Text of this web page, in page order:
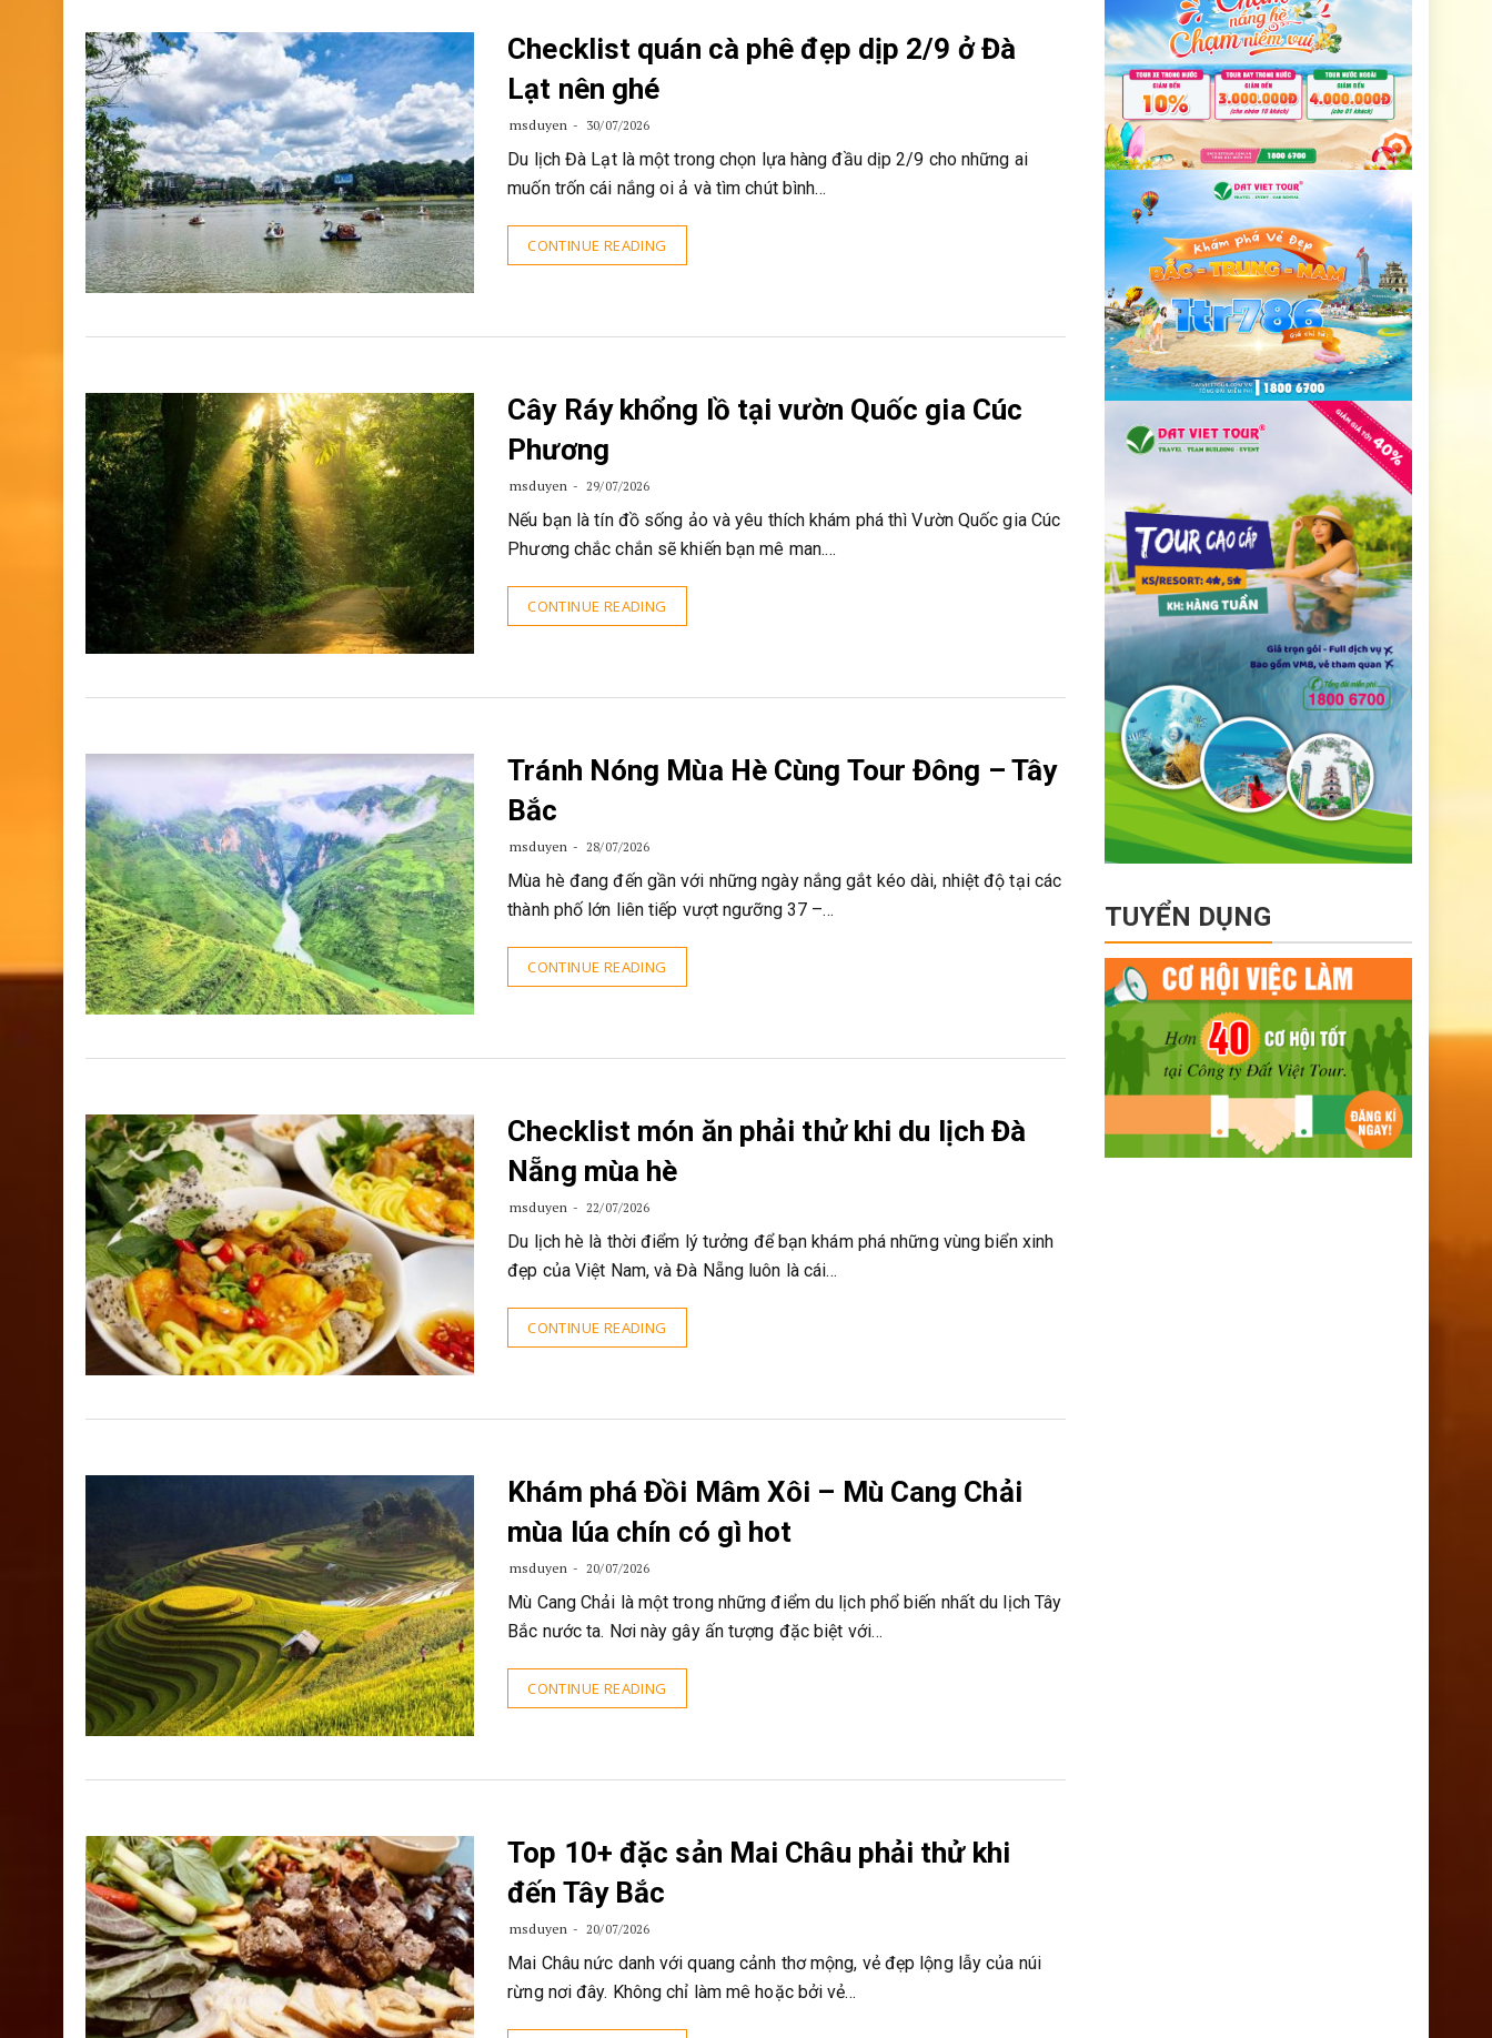
Checklist quán cà phê đẹp dịp 2/9 ở Đà
Lạt nên ghé
msduyen 30/07/2026
Du lịch Đà Lạt là một trong chọn lựa hàng đầu dịp 2/9 cho những ai
muốn trốn cái nắng oi ả và tìm chút bình…
CONTINUE READING
Cây Ráy khổng lồ tại vườn Quốc gia Cúc
Phương
msduyen 29/07/2026
Nếu bạn là tín đồ sống ảo và yêu thích khám phá thì Vườn Quốc gia Cúc
Phương chắc chắn sẽ khiến bạn mê man.…
CONTINUE READING
Tránh Nóng Mùa Hè Cùng Tour Đông – Tây
Bắc
msduyen 28/07/2026
Mùa hè đang đến gần với những ngày nắng gắt kéo dài, nhiệt độ tại các
thành phố lớn liên tiếp vượt ngưỡng 37 –…
CONTINUE READING
Checklist món ăn phải thử khi du lịch Đà
Nẵng mùa hè
msduyen 22/07/2026
Du lịch hè là thời điểm lý tưởng để bạn khám phá những vùng biển xinh
đẹp của Việt Nam, và Đà Nẵng luôn là cái…
CONTINUE READING
Khám phá Đồi Mâm Xôi – Mù Cang Chải
mùa lúa chín có gì hot
msduyen 20/07/2026
Mù Cang Chải là một trong những điểm du lịch phổ biến nhất du lịch Tây
Bắc nước ta. Nơi này gây ấn tượng đặc biệt với…
CONTINUE READING
Top 10+ đặc sản Mai Châu phải thử khi
đến Tây Bắc
msduyen 20/07/2026
Mai Châu nức danh với quang cảnh thơ mộng, vẻ đẹp lộng lẫy của núi
rừng nơi đây. Không chỉ làm mê hoặc bởi vẻ…
TUYỂN DỤNG